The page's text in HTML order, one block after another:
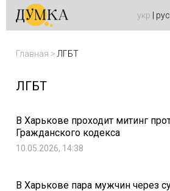
укр рус
Главная > ЛГБТ
ЛГБТ
В Харькове проходит митинг
Гражданского кодекса
10.05.2026, 14:38
В Харькове пара мужчин через